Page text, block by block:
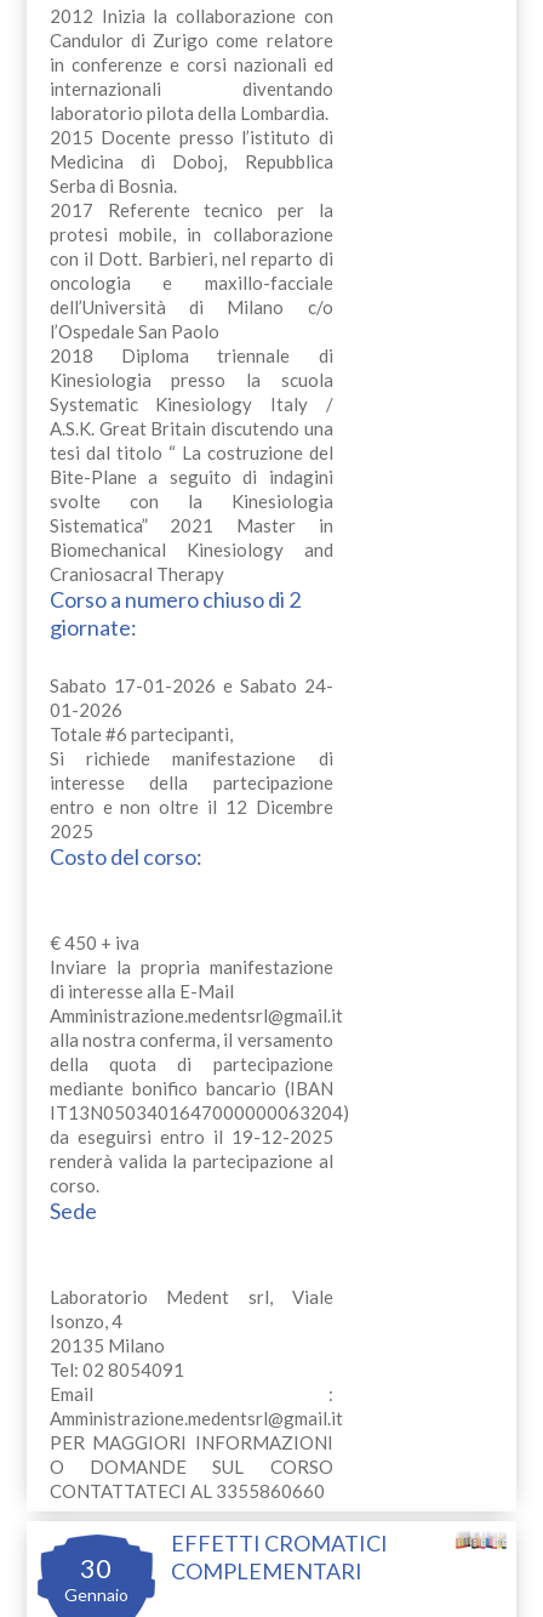
2012 Inizia la collaborazione con
Candulor di Zurigo come relatore
in conferenze e corsi nazionali ed
internazionali diventando
laboratorio pilota della Lombardia.
2015 Docente presso l’istituto di
Medicina di Doboj, Repubblica
Serba di Bosnia.
2017 Referente tecnico per la
protesi mobile, in collaborazione
con il Dott. Barbieri, nel reparto di
oncologia e maxillo-facciale
dell’Università di Milano c/o
l’Ospedale San Paolo
2018 Diploma triennale di
Kinesiologia presso la scuola
Systematic Kinesiology Italy /
A.S.K. Great Britain discutendo una
tesi dal titolo “ La costruzione del
Bite-Plane a seguito di indagini
svolte con la Kinesiologia
Sistematica” 2021 Master in
Biomechanical Kinesiology and
Craniosacral Therapy
Corso a numero chiuso di 2
giornate:
Sabato 17-01-2026 e Sabato 24-
01-2026
Totale #6 partecipanti,
Si richiede manifestazione di
interesse della partecipazione
entro e non oltre il 12 Dicembre
2025
Costo del corso:
€ 450 + iva
Inviare la propria manifestazione
di interesse alla E-Mail
Amministrazione.medentsrl@gmail.it
alla nostra conferma, il versamento
della quota di partecipazione
mediante bonifico bancario (IBAN
IT13N0503401647000000063204)
da eseguirsi entro il 19-12-2025
renderà valida la partecipazione al
corso.
Sede
Laboratorio Medent srl, Viale
Isonzo, 4
20135 Milano
Tel: 02 8054091
Email :
Amministrazione.medentsrl@gmail.it
PER MAGGIORI INFORMAZIONI
O DOMANDE SUL CORSO
CONTATTATECI AL 3355860660
30
Gennaio
EFFETTI CROMATICI
COMPLEMENTARI